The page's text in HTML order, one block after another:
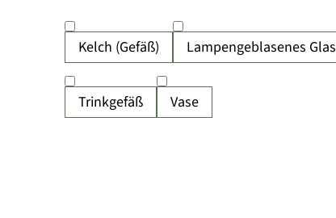
Kelch (Gefäß) Lampengeblasenes Glas
Trinkgefäß Vase